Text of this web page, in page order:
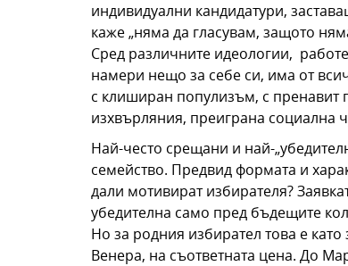
индивидуални кандидатури,
каже „няма да гласувам, защото
Сред различните идеологии,
намери нещо за себе си, има от
с клиширан популизъм, с пренавит
изхвърляния, преиграна социална
Най-често срещани и най-
семейство. Предвид формата и
дали мотивират избирателя?
убедителна само пред бъдещите
Но за родния избирател това е
Венера, на съответната цена. До